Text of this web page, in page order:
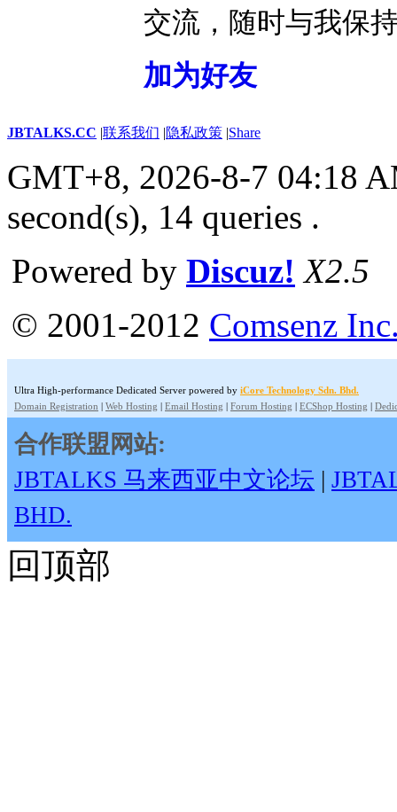
交流，随时与我保
加为好友
JBTALKS.CC |联系我们 |隐私政策 |Share
GMT+8, 2026-8-7 04:18
second(s), 14 queries .
Powered by Discuz! X2.5
© 2001-2012 Comsenz
Ultra High-performance Dedicated Server powered by iCore Technology Sdn. Bhd.
Domain Registration | Web Hosting | Email Hosting | Forum Hosting | ECShop Hosting |
合作联盟网站:
JBTALKS 马来西亚中文论坛 |
BHD.
回顶部